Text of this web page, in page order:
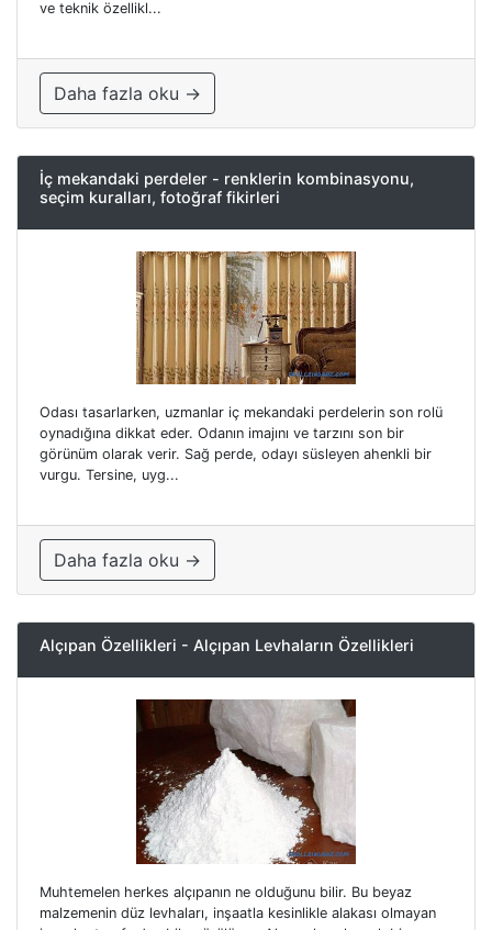
ve teknik özellikl...
Daha fazla oku →
İç mekandaki perdeler - renklerin kombinasyonu,
seçim kuralları, fotoğraf fikirleri
Odası tasarlarken, uzmanlar iç mekandaki perdelerin son rolü
oynadığına dikkat eder. Odanın imajını ve tarzını son bir
görünüm olarak verir. Sağ perde, odayı süsleyen ahenkli bir
vurgu. Tersine, uyg...
Daha fazla oku →
Alçıpan Özellikleri - Alçıpan Levhaların Özellikleri
Muhtemelen herkes alçıpanın ne olduğunu bilir. Bu beyaz
malzemenin düz levhaları, inşaatla kesinlikle alakası olmayan